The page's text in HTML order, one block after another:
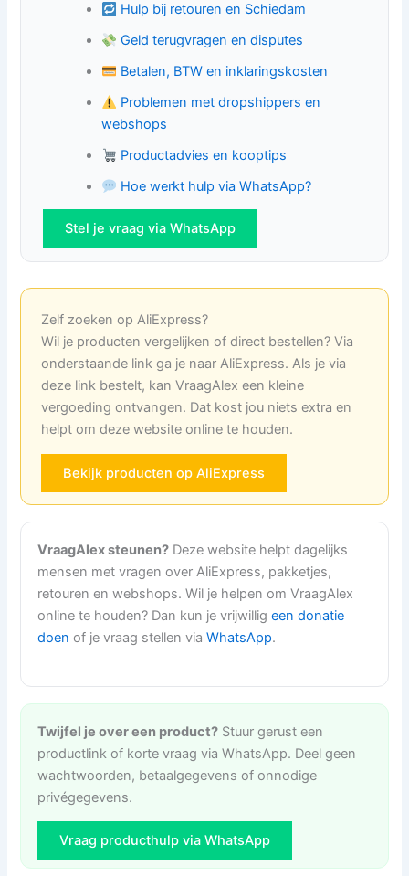
Hulp bij retouren en Schiedam
Geld terugvragen en disputes
Betalen, BTW en inklaringskosten
Problemen met dropshippers en
webshops
Productadvies en kooptips
Hoe werkt hulp via WhatsApp?
Stel je vraag via WhatsApp
Zelf zoeken op AliExpress?
Wil je producten vergelijken of direct bestellen? Via
onderstaande link ga je naar AliExpress. Als je via
deze link bestelt, kan VraagAlex een kleine
vergoeding ontvangen. Dat kost jou niets extra en
helpt om deze website online te houden.
Bekijk producten op AliExpress
VraagAlex steunen? Deze website helpt dagelijks
mensen met vragen over AliExpress, pakketjes,
retouren en webshops. Wil je helpen om VraagAlex
online te houden? Dan kun je vrijwilligeen donatie
doen of je vraag stellen viaWhatsApp.
Twijfel je over een product? Stuur gerust een
productlink of korte vraag via WhatsApp. Deel geen
wachtwoorden, betaalgegevens of onnodige
privégegevens.
Vraag producthulp via WhatsApp